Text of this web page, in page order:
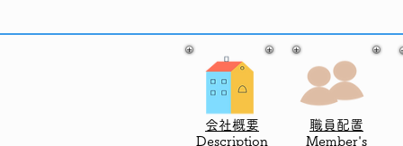
会社概要
Description
職員配置
​Member's